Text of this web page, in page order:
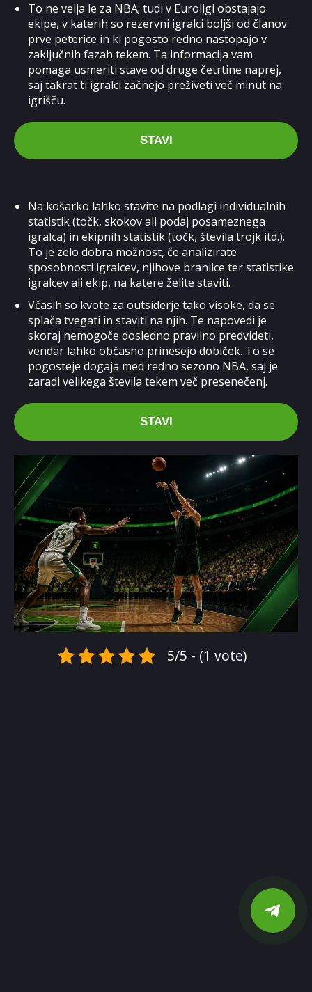
To ne velja le za NBA; tudi v Euroligi obstajajo
ekipe, v katerih so rezervni igralci boljši od članov
prve peterice in ki pogosto redno nastopajo v
zaključnih fazah tekem. Ta informacija vam
pomaga usmeriti stave od druge četrtine naprej,
saj takrat ti igralci začnejo preživeti več minut na
igrišču.
STAVI
Na košarko lahko stavite na podlagi individualnih
statistik (točk, skokov ali podaj posameznega
igralca) in ekipnih statistik (točk, števila trojk itd.).
To je zelo dobra možnost, če analizirate
sposobnosti igralcev, njihove branilce ter statistike
igralcev ali ekip, na katere želite staviti.
Včasih so kvote za outsiderje tako visoke, da se
splača tvegati in staviti na njih. Te napovedi je
skoraj nemogoče dosledno pravilno predvideti,
vendar lahko občasno prinesejo dobiček. To se
pogosteje dogaja med redno sezono NBA, saj je
zaradi velikega števila tekem več presenečenj.
STAVI
5/5 - (1 vote)